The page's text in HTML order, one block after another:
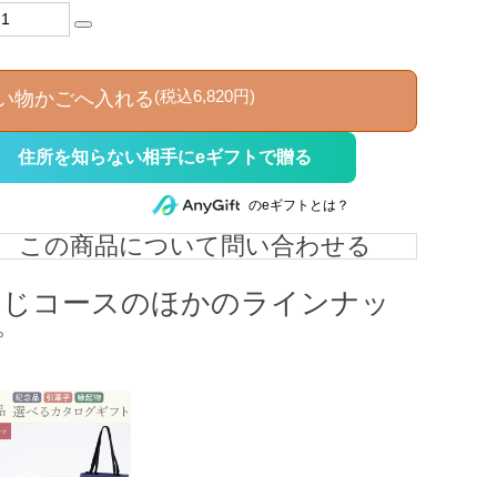
物かごへ入れる(税込6,820円)
住所を知らない相手にeギフトで贈る
のeギフトとは？
この商品について問い合わせる
コースのほかのラインナッ